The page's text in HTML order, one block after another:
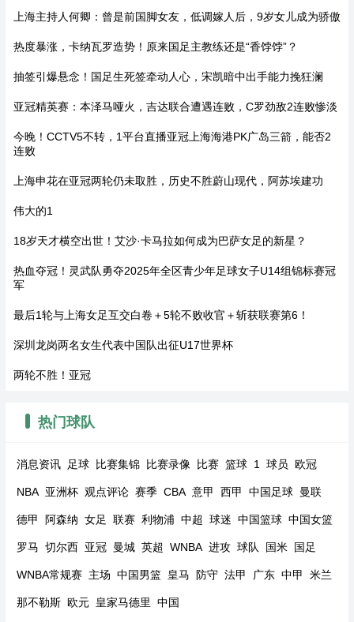
上海主持人何卿：曾是前国脚女友，低调嫁人后，9岁女儿成为骄傲
热度暴涨，卡纳瓦罗造势！原来国足主教练还是“香饽饽”？
抽签引爆悬念！国足生死签牵动人心，宋凯暗中出手能力挽狂澜
亚冠精英赛：本泽马哑火，吉达联合遭遇连败，C罗劲敌2连败惨淡
今晚！CCTV5不转，1平台直播亚冠上海海港PK广岛三箭，能否2
连败
上海申花在亚冠两轮仍未取胜，历史不胜蔚山现代，阿苏埃建功
伟大的1
18岁天才横空出世！艾沙·卡马拉如何成为巴萨女足的新星？
热血夺冠！灵武队勇夺2025年全区青少年足球女子U14组锦标赛冠
军
最后1轮与上海女足互交白卷＋5轮不败收官＋斩获联赛第6！
深圳龙岗两名女生代表中国队出征U17世界杯
两轮不胜！亚冠
热门球队
消息资讯 足球 比赛集锦 比赛录像 比赛 篮球 1 球员 欧冠
NBA 亚洲杯 观点评论 赛季 CBA 意甲 西甲 中国足球 曼联
德甲 阿森纳 女足 联赛 利物浦 中超 球迷 中国篮球 中国女篮
罗马 切尔西 亚冠 曼城 英超 WNBA 进攻 球队 国米 国足
WNBA常规赛 主场 中国男篮 皇马 防守 法甲 广东 中甲 米兰
那不勒斯 欧元 皇家马德里 中国